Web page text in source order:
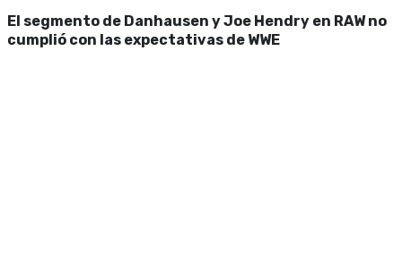
El segmento de Danhausen y Joe Hendry en RAW no
cumplió con las expectativas de WWE